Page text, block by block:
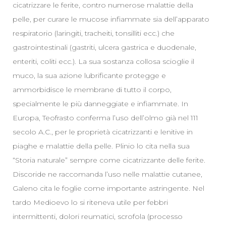
cicatrizzare le ferite, contro numerose malattie della
pelle, per curare le mucose infiammate sia dell’apparato
respiratorio (laringiti, tracheiti, tonsilliti ecc.) che
gastrointestinali (gastriti, ulcera gastrica e duodenale,
enteriti, coliti ecc.). La sua sostanza collosa scioglie il
muco, la sua azione lubrificante protegge e
ammorbidisce le membrane di tutto il corpo,
specialmente le più danneggiate e infiammate. In
Europa, Teofrasto conferma l’uso dell’olmo già nel 111
secolo A.C., per le proprietà cicatrizzanti e lenitive in
piaghe e malattie della pelle. Plinio lo cita nella sua
“Storia naturale” sempre come cicatrizzante delle ferite.
Discoride ne raccomanda l’uso nelle malattie cutanee,
Galeno cita le foglie come importante astringente. Nel
tardo Medioevo lo si riteneva utile per febbri
intermittenti, dolori reumatici, scrofola (processo